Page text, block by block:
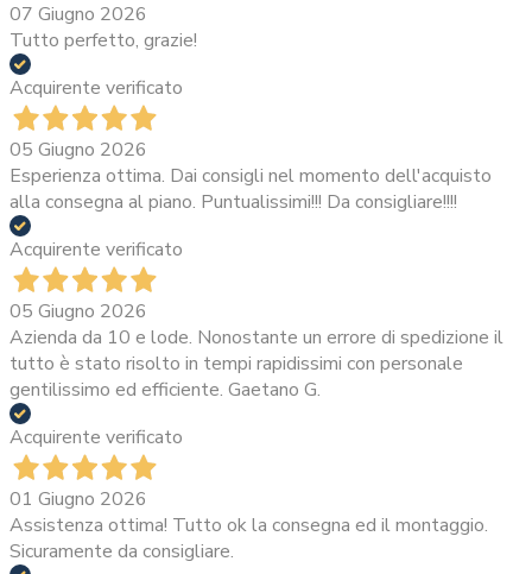
07 Giugno 2026
Tutto perfetto, grazie!
Acquirente verificato
05 Giugno 2026
Esperienza ottima. Dai consigli nel momento dell'acquisto
alla consegna al piano. Puntualissimi!!! Da consigliare!!!!
Acquirente verificato
05 Giugno 2026
Azienda da 10 e lode. Nonostante un errore di spedizione il
tutto è stato risolto in tempi rapidissimi con personale
gentilissimo ed efficiente. Gaetano G.
Acquirente verificato
01 Giugno 2026
Assistenza ottima! Tutto ok la consegna ed il montaggio.
Sicuramente da consigliare.